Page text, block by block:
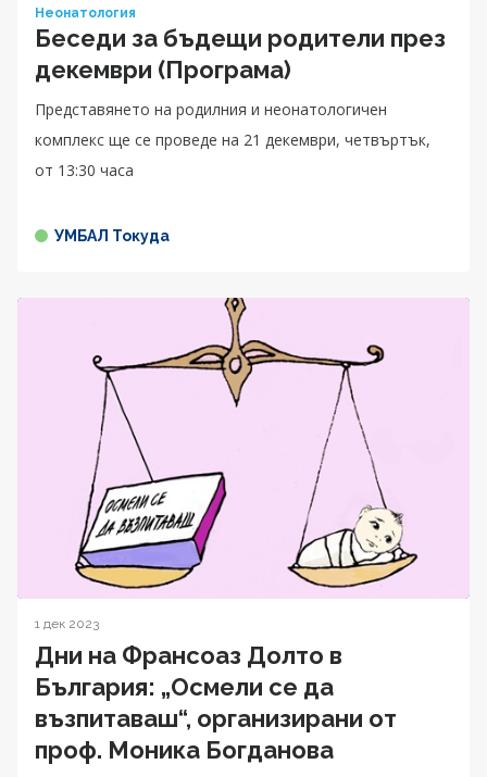
Неонатология
Беседи за бъдещи родители през
декември (Програма)
Представянето на родилния и неонатологичен
комплекс ще се проведе на 21 декември, четвъртък,
от 13:30 часа
УМБАЛ Токуда
1 дек 2023
Дни на Франсоаз Долто в
България: „Осмели се да
възпитаваш“, организирани от
проф. Моника Богданова